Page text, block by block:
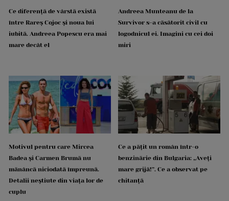
Ce diferență de vârstă există
între Rareș Cojoc și noua lui
iubită. Andreea Popescu era mai
mare decât el
Andreea Munteanu de la
Survivor s-a căsătorit civil cu
logodnicul ei. Imagini cu cei doi
miri
Motivul pentru care Mircea
Badea și Carmen Brumă nu
mănâncă niciodată împreună.
Detalii neștiute din viața lor de
cuplu
Ce a pățit un român într-o
benzinărie din Bulgaria: „Aveți
mare grijă!”. Ce a observat pe
chitanță